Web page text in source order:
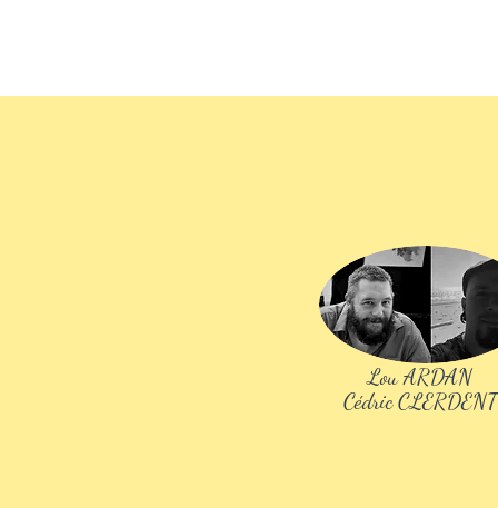
Lou ARDAN
Cédric CLERDENT